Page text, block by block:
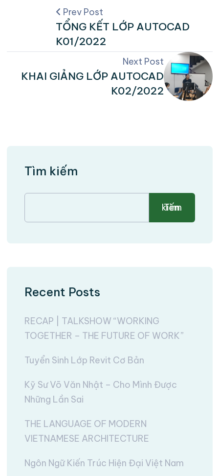
Prev Post
TỔNG KẾT LỚP AUTOCAD
K01/2022
Next Post
KHAI GIẢNG LỚP AUTOCAD
K02/2022
Tìm kiếm
Tìm kiếm
Recent Posts
RECAP | TALKSHOW “WORKING
TOGETHER – THE FUTURE OF WORK”
Tuyển Sinh Lớp Revit Cơ Bản
Kỹ Sư Võ Văn Nhật – Cho Mình Được
Những Lần Sai
THE LANGUAGE OF MODERN
VIETNAMESE ARCHITECTURE
Ngôn Ngữ Kiến Trúc Hiện Đại Việt Nam